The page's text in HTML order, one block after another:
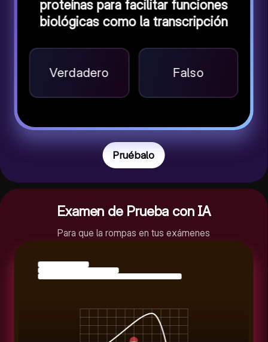
proteínas para facilitar funciones
biológicas como la transcripción
Verdadero Falso
Pruébalo
Examen de Prueba con IA
Para que la rompas en tus exámenes